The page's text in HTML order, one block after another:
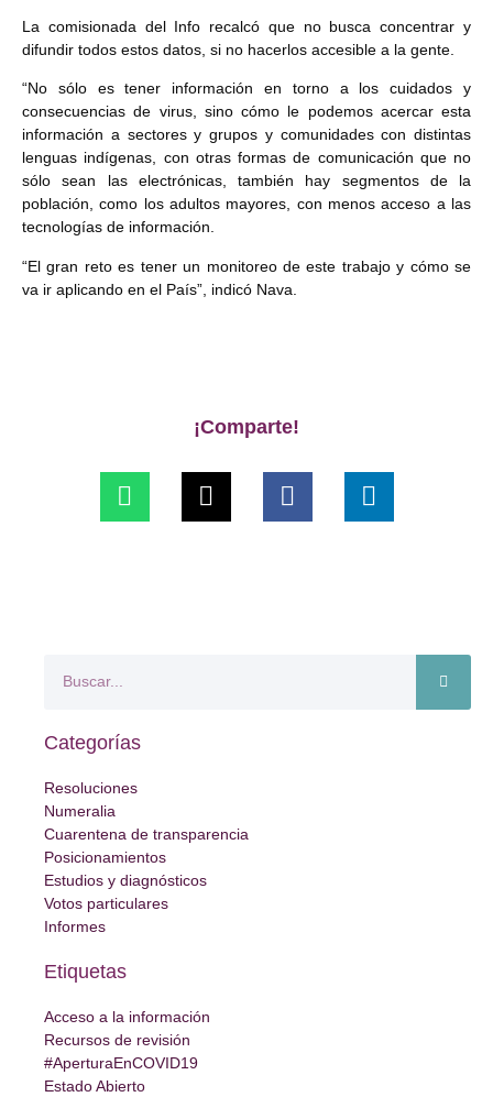
La comisionada del Info recalcó que no busca concentrar y
difundir todos estos datos, si no hacerlos accesible a la gente.
“No sólo es tener información en torno a los cuidados y
consecuencias de virus, sino cómo le podemos acercar esta
información a sectores y grupos y comunidades con distintas
lenguas indígenas, con otras formas de comunicación que no
sólo sean las electrónicas, también hay segmentos de la
población, como los adultos mayores, con menos acceso a las
tecnologías de información.
“El gran reto es tener un monitoreo de este trabajo y cómo se
va ir aplicando en el País”, indicó Nava.
¡Comparte!
Categorías
Resoluciones
Numeralia
Cuarentena de transparencia
Posicionamientos
Estudios y diagnósticos
Votos particulares
Informes
Etiquetas
Acceso a la información
Recursos de revisión
#AperturaEnCOVID19
Estado Abierto